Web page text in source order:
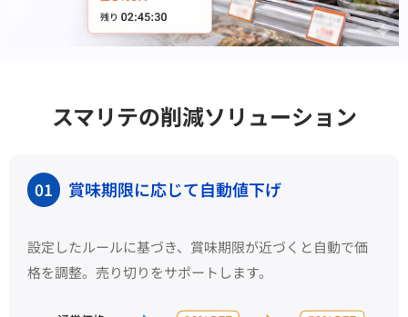
スマリテの削減ソリューション
01 賞味期限に応じて自動値下げ
設定したルールに基づき、賞味期限が近づくと自動で価
格を調整。売り切りをサポートします。